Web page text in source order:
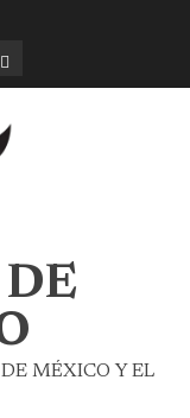
MÉXICO Y EL